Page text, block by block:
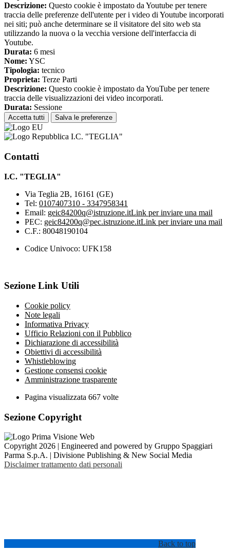
Descrizione: Questo cookie è impostato da Youtube per tenere
traccia delle preferenze dell'utente per i video di Youtube incorporati
nei siti; può anche determinare se il visitatore del sito web sta
utilizzando la nuova o la vecchia versione dell'interfaccia di
Youtube.
Durata: 6 mesi
Nome: YSC
Tipologia: tecnico
Proprieta: Terze Parti
Descrizione: Questo cookie è impostato da YouTube per tenere
traccia delle visualizzazioni dei video incorporati.
Durata: Sessione
Accetta tutti Salva le preferenze
I.C. "TEGLIA"
Contatti
I.C. "TEGLIA"
Via Teglia 2B, 16161 (GE)
Tel: 0107407310 - 3347958341
Email: geic84200q@istruzione.itLink per inviare una mail
PEC: geic84200q@pec.istruzione.itLink per inviare una mail
C.F.: 80048190104
Codice Univoco: UFK158
Sezione Link Utili
Cookie policy
Note legali
Informativa Privacy
Ufficio Relazioni con il Pubblico
Dichiarazione di accessibilità
Obiettivi di accessibilità
Whistleblowing
Gestione consensi cookie
Amministrazione trasparente
Pagina visualizzata 667 volte
Sezione Copyright
Copyright 2026 | Engineered and powered by Gruppo Spaggiari
Parma S.p.A. | Divisione Publishing & New Social Media
Disclaimer trattamento dati personali
Back to top